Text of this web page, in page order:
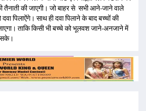
तैनाती की जाएगी। जो बाहर से सभी आने-जाने वाले
पिलाऐंगे। साथ ही दवा पिलाने के बाद बच्चों की
ताकि किसी भी बच्चे को भूलवश जाने-अनजाने में
सके।